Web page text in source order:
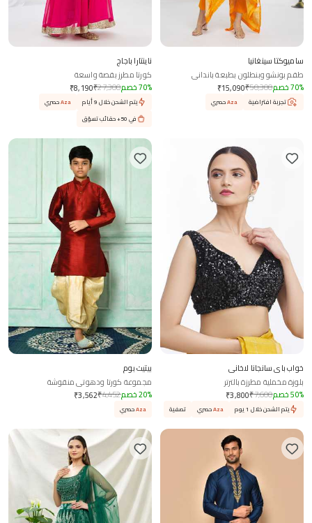
ساميوكتا سينغانيا
طقم بونشو وبنطلون بطبعة بانداني
₹15,090₹50,300 70% خصم
تجربة افتراضية Azaحصري
ناينتارا باجاج
كورتا مطرز بقصة واسعة
₹8,190₹27,300 70% خصم
يتم الشحن خلال 9 أيام Azaحصري
في 50+ حقائب تسوّق
خواب باي سانجانا لاخاني
بلوزة مخملية مطرزة بالترتر
₹3,800₹7,600 50% خصم
يتم الشحن خلال 1 يوم Azaحصري تصفية
بيتيت بوم
مجموعة كورتا ودهوتي منقوشة
₹3,562₹4,452 20% خصم
Azaحصري